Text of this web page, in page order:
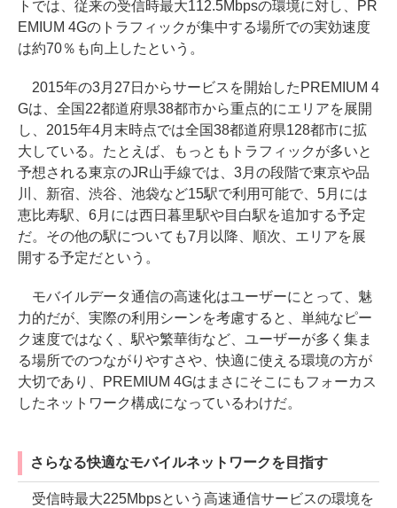
トでは、従来の受信時最大112.5Mbpsの環境に対し、PR
EMIUM 4Gのトラフィックが集中する場所での実効速度
は約70％も向上したという。
2015年の3月27日からサービスを開始したPREMIUM 4
Gは、全国22都道府県38都市から重点的にエリアを展開
し、2015年4月末時点では全国38都道府県128都市に拡
大している。たとえば、もっともトラフィックが多いと
予想される東京のJR山手線では、3月の段階で東京や品
川、新宿、渋谷、池袋など15駅で利用可能で、5月には
恵比寿駅、6月には西日暮里駅や目白駅を追加する予定
だ。その他の駅についても7月以降、順次、エリアを展
開する予定だという。
モバイルデータ通信の高速化はユーザーにとって、魅
力的だが、実際の利用シーンを考慮すると、単純なピー
ク速度ではなく、駅や繁華街など、ユーザーが多く集ま
る場所でのつながりやすさや、快適に使える環境の方が
大切であり、PREMIUM 4Gはまさにそこにもフォーカス
したネットワーク構成になっているわけだ。
さらなる快適なモバイルネットワークを目指す
受信時最大225Mbpsという高速通信サービスの環境を